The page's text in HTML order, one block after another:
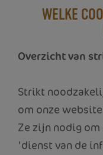
WELKE
Overzicht van
Strikt
om onze
Ze zijn nodig om
'dienst van de